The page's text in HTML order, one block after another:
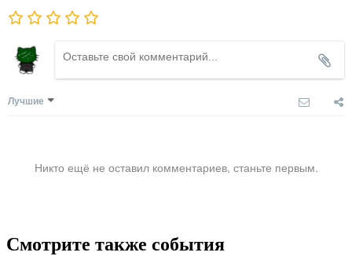
Лучшие
Никто ещё не оставил комментариев, станьте первым.
Смотрите также события